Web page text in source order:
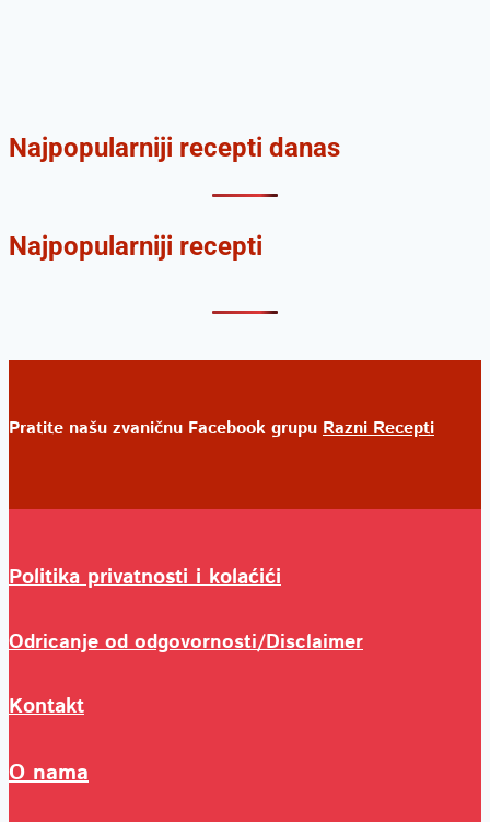
Najpopularniji recepti danas
Najpopularniji recepti
Pratite našu zvaničnu Facebook grupu Razni Recepti
Politika privatnosti i kolaćići
Odricanje od odgovornosti/Disclaimer
Kontakt
O nama